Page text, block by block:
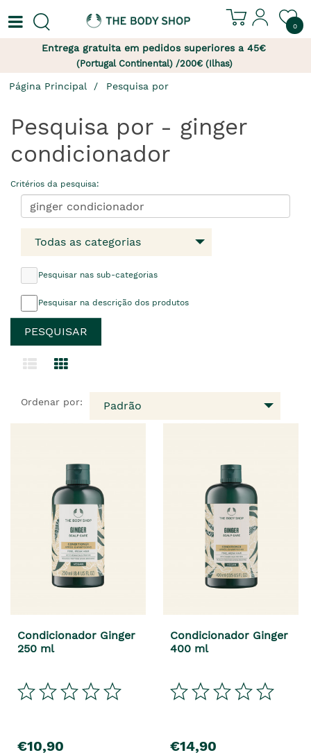
0
Entrega gratuita em pedidos superiores a 45€
(Portugal Continental) /200€ (Ilhas)
Página Principal Pesquisa por
Pesquisa por - ginger
condicionador
Critérios da pesquisa:
Todas as categorias
Pesquisar nas sub-categorias
Pesquisar na descrição dos produtos
Ordenar por: Padrão
Condicionador Ginger
250 ml
€10,90
Condicionador Ginger
400 ml
€14,90